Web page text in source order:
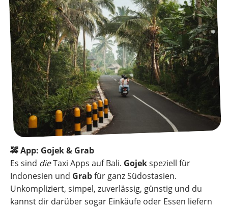
🚕 App: Gojek & Grab
Es sind dieTaxi Apps auf Bali. Gojekspeziell für
Indonesien und Grabfür ganz Südostasien.
Unkompliziert, simpel, zuverlässig, günstig und du
kannst dir darüber sogar Einkäufe oder Essen liefern